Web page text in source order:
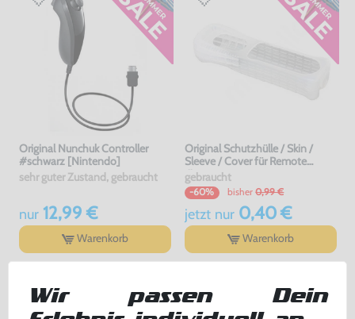
Original Nunchuk Controller
#schwarz [Nintendo]
sehr guter Zustand, gebraucht
nur12,99 €
Warenkorb
Original Schutzhülle / Skin /
Sleeve / Cover für Remote
#transp.
gebraucht
-60% bisher 0,99 €
jetzt nur0,40 €
Warenkorb
DAS HABEN ANDERE DAZU
GEKAUFT
Wir passen Dein